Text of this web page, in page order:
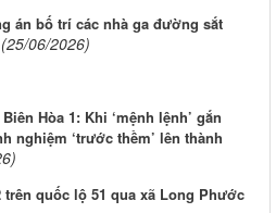
án bố trí các nhà ga đường sắt
(25/06/2026)
Hòa 1: Khi ‘mệnh lệnh’ gắn
nghiệm ‘trước thềm’ lên thành
quốc lộ 51 qua xã Long Phước